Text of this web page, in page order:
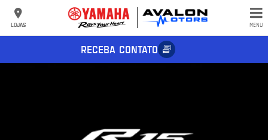
LOJAS MENU
RECEBA CONTATO